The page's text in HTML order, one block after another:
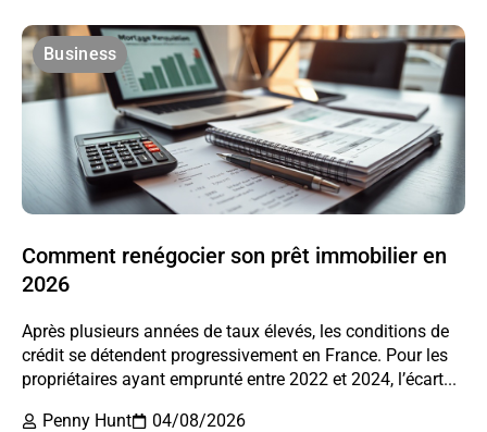
Business
Comment renégocier son prêt immobilier en
2026
Après plusieurs années de taux élevés, les conditions de
crédit se détendent progressivement en France. Pour les
propriétaires ayant emprunté entre 2022 et 2024, l’écart...
Penny Hunt
04/08/2026